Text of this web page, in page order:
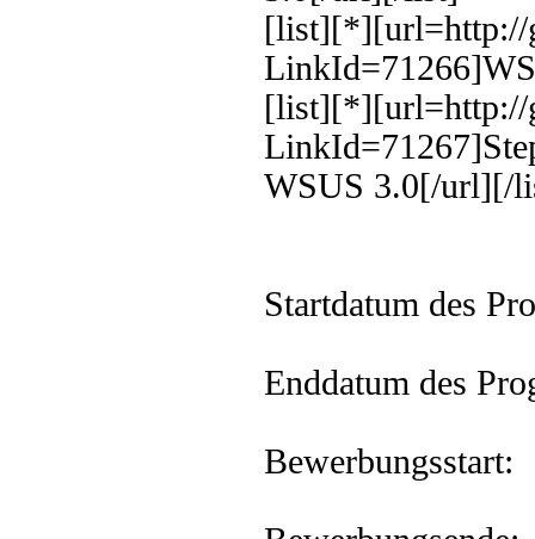
[list][*][url=http://
[list][*][url=http://
WSUS 3.0[/url][/
Startdatum des
Enddatum des